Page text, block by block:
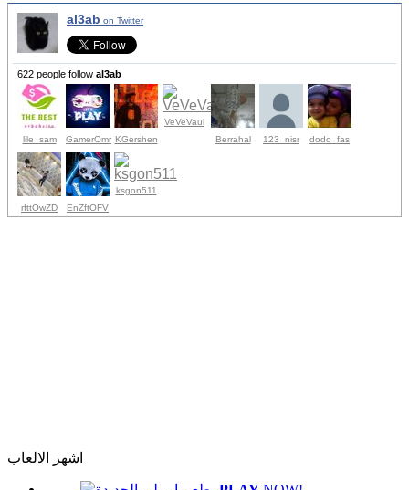
al3ab on Twitter
622 people follow al3ab
lile_sam GamerOmr KGershen
VeVeVaul
Berrahal
123_nisr dodo_fas
rfttOwZD EnZftOFV
ksgon511
اشهر الالعاب